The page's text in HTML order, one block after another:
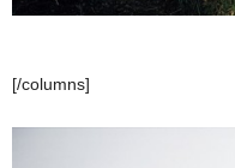
[/columns]